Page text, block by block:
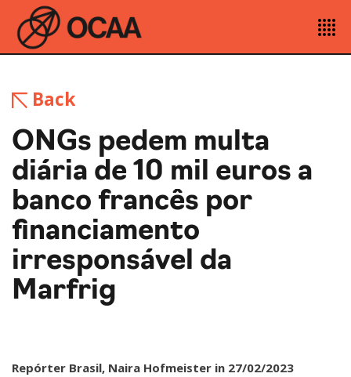
Back
ONGs pedem multa
diária de 10 mil euros a
banco francês por
financiamento
irresponsável da
Marfrig
Repórter Brasil, Naira Hofmeister in 27/02/2023